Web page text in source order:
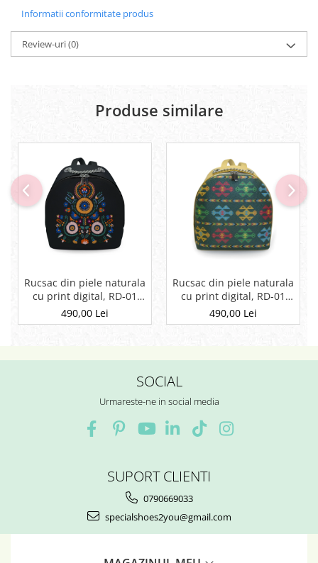
Informatii conformitate produs
Review-uri(0)
Produse similare
Rucsac din piele naturala
cu print digital, RD-01
Etnic 13, Negru
490,00 Lei
Rucsac din piele naturala
cu print digital, RD-01
Etnic 01
490,00 Lei
SOCIAL
Urmareste-ne in social media
SUPORT CLIENTI
0790669033
specialshoes2you@gmail.com